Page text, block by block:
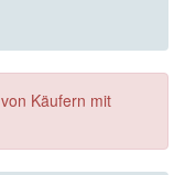
Käufern mit